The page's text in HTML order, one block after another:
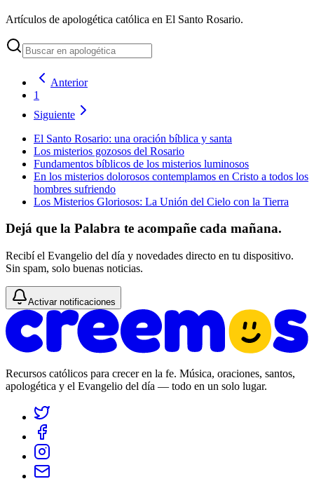
Artículos de apologética católica en El Santo Rosario.
Anterior
1
Siguiente
El Santo Rosario: una oración bíblica y santa
Los misterios gozosos del Rosario
Fundamentos bíblicos de los misterios luminosos
En los misterios dolorosos contemplamos en Cristo a todos los
hombres sufriendo
Los Misterios Gloriosos: La Unión del Cielo con la Tierra
Dejá que la Palabra te acompañe cada mañana.
Recibí el Evangelio del día y novedades directo en tu dispositivo.
Sin spam, solo buenas noticias.
Activar notificaciones
Recursos católicos para crecer en la fe. Música, oraciones, santos,
apologética y el Evangelio del día — todo en un solo lugar.